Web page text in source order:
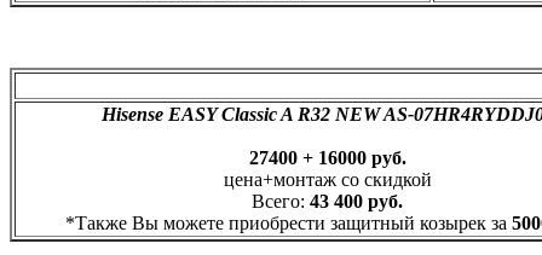
Hisense EASY Classic A R32 NEW AS-
27400 + 16000руб.
цена+монтаж со скидкой
Всего: 43 400 руб.
*Также Вы можете приобрести защитный козырек за